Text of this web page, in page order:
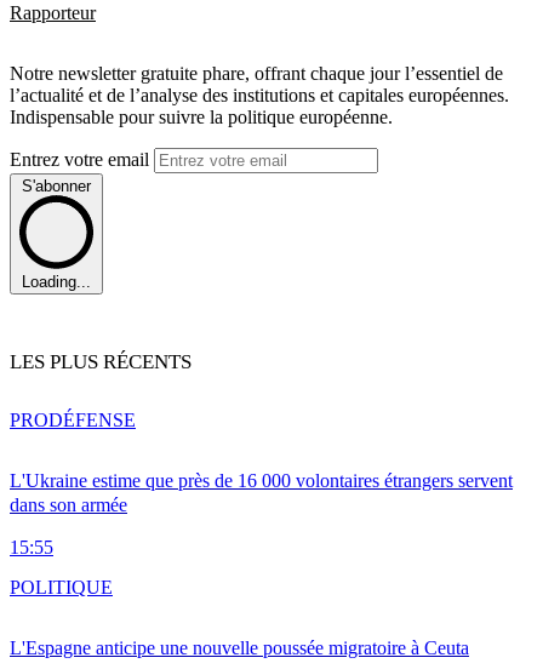
Rapporteur
Notre newsletter gratuite phare, offrant chaque jour l’essentiel de
l’actualité et de l’analyse des institutions et capitales européennes.
Indispensable pour suivre la politique européenne.
Entrez votre email
S'abonner
Loading...
LES PLUS RÉCENTS
L'Ukraine estime que près de 16 000 volontaires étrangers servent
dans son armée
15:55
PRODÉFENSE
L'Espagne anticipe une nouvelle poussée migratoire à Ceuta
POLITIQUE